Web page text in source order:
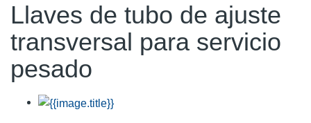
Llaves de tubo de ajuste
transversal para servicio
pesado